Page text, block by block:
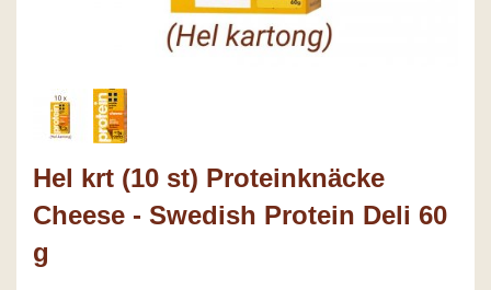
Hel krt (10 st) Proteinknäcke
Cheese - Swedish Protein Deli 60
g